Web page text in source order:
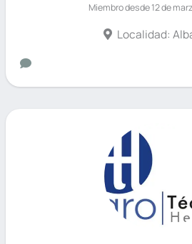
Miembro desde 12 de
Localidad: